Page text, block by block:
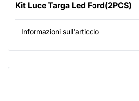
Kit Luce Targa Led Ford(2PCS)
Informazioni sull'articolo